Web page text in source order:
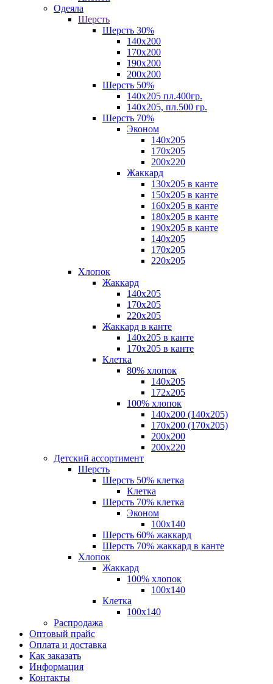
Одеяла
Шерсть
Шерсть 30%
140х200
170х200
190х200
200х200
Шерсть 50%
140х205 пл.400гр.
140х205, пл.500 гр.
Шерсть 70%
Эконом
140х205
170х205
200х220
Жаккард
130х205 в канте
150х205 в канте
160х205 в канте
180х205 в канте
190х205 в канте
140х205
170х205
220х205
Хлопок
Жаккард
140x205
170х205
220х205
Жаккард в канте
140х205 в канте
170х205 в канте
Клетка
80% хлопок
140x205
172х205
100% хлопок
140x200 (140х205)
170x200 (170х205)
200х200
200х220
Детский ассортимент
Шерсть
Шерсть 50% клетка
Клетка
Шерсть 70% клетка
Эконом
100x140
Шерсть 60% жаккард
Шерсть 70% жаккард в канте
Хлопок
Жаккард
100% хлопок
100x140
Клетка
100х140
Распродажа
Оптовый прайс
Оплата и доставка
Как заказать
Информация
Контакты